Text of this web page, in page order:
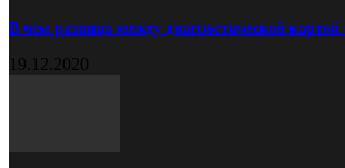
В чём разница между диагностической картой
19.12.2020